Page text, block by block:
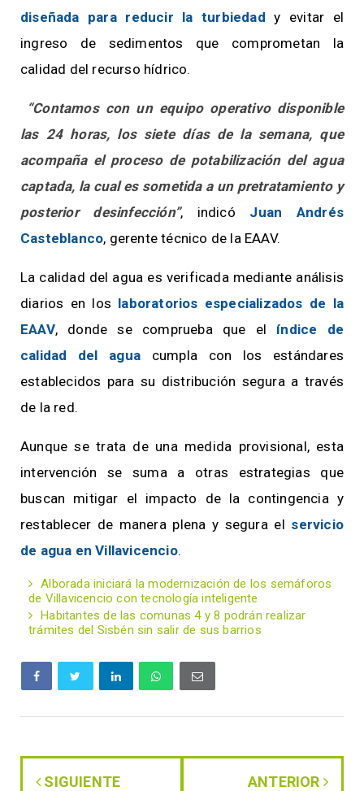
diseñada para reducir la turbiedad y evitar el
ingreso de sedimentos que comprometan la
calidad del recurso hídrico.
“Contamos con un equipo operativo disponible
las 24 horas, los siete días de la semana, que
acompaña el proceso de potabilización del agua
captada, la cual es sometida a un pretratamiento y
posterior desinfección”, indicó Juan Andrés
Casteblanco, gerente técnico de la EAAV.
La calidad del agua es verificada mediante análisis
diarios en los laboratorios especializados de la
EAAV, donde se comprueba que el índice de
calidad del agua cumpla con los estándares
establecidos para su distribución segura a través
de la red.
Aunque se trata de una medida provisional, esta
intervención se suma a otras estrategias que
buscan mitigar el impacto de la contingencia y
restablecer de manera plena y segura el servicio
de agua en Villavicencio.
Alborada iniciará la modernización de los semáforos
de Villavicencio con tecnología inteligente
Habitantes de las comunas 4 y 8 podrán realizar
trámites del Sisbén sin salir de sus barrios
SIGUIENTE ANTERIOR